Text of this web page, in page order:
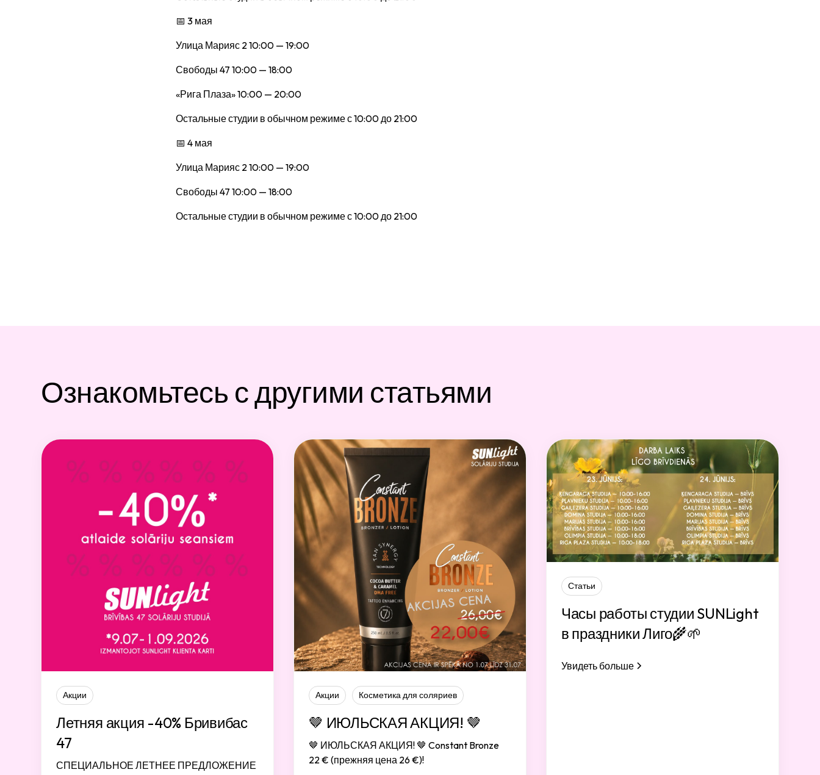
📅 3 мая
Улица Марияс 2 10:00 — 19:00
Свободы 47 10:00 — 18:00
«Рига Плаза» 10:00 — 20:00
Остальные студии в обычном режиме с 10:00 до 21:00
📅 4 мая
Улица Марияс 2 10:00 — 19:00
Свободы 47 10:00 — 18:00
Остальные студии в обычном режиме с 10:00 до 21:00
Ознакомьтесь с другими статьями
Акции
Летняя акция -40% Бривибас
47
СПЕЦИАЛЬНОЕ ЛЕТНЕЕ ПРЕДЛОЖЕНИЕ
Акции Косметика для соляриев
🤎 ИЮЛЬСКАЯ АКЦИЯ! 🤎
🤎 ИЮЛЬСКАЯ АКЦИЯ! 🤎 Constant Bronze
22 € (прежняя цена 26 €)!
Статьи
Часы работы студии SUNLight
в праздники Лиго🌾🌱
Увидеть больше